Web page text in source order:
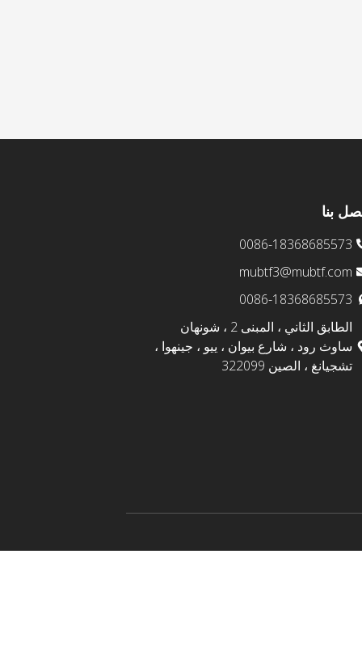
بنا
0086-18368685573
mubtf3@mubtf.com
0086-18368685573
الطابق الثاني ، المبنى 2 ، شونهان
ساوث رود ، شارع بيوان ، ييو ، جينهوا ،
تشجيانغ ، الصين 322099